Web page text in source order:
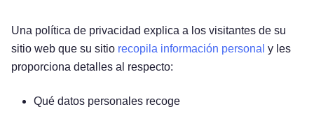
Una política de privacidad explica a los visitantes de su
sitio web que su sitio recopila información personal y les
proporciona detalles al respecto:
Qué datos personales recoge